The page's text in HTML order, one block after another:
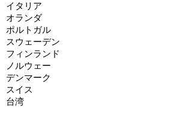
イタリア
オランダ
ポルトガル
スウェーデン
フィンランド
ノルウェー
デンマーク
スイス
台湾